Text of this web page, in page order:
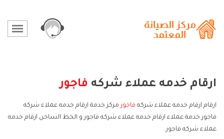
ارقام خدمه عملاء شركه فاجور
ارقام ارقام خدمه عملاء شركه فاجور مركز خدمة ارقام خدمه عملاء شركه
فاجور خدمة عملاء ارقام خدمه عملاء شركه فاجور و الخط الساخن ارقام خدمه
عملاء شركه فاجور.